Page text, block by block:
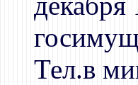
Тел.в